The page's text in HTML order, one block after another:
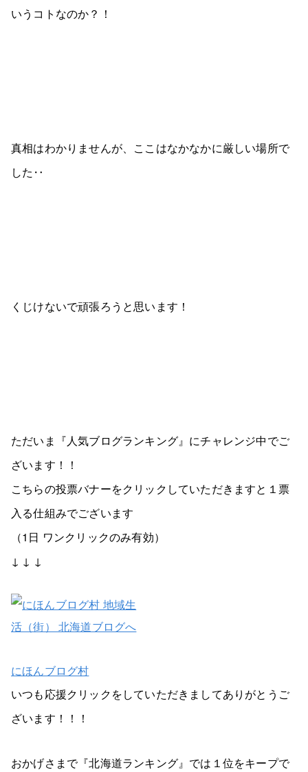
いうコトなのか？！
真相はわかりませんが、ここはなかなかに厳しい場所で
した‥
くじけないで頑張ろうと思います！
ただいま『人気ブログランキング』にチャレンジ中でご
ざいます！！
こちらの投票バナーをクリックしていただきますと１票
入る仕組みでございます
（1日 ワンクリックのみ有効）
↓ ↓ ↓
にほんブログ村
いつも応援クリックをしていただきましてありがとうご
ざいます！！！
おかげさまで『北海道ランキング』では１位をキープで